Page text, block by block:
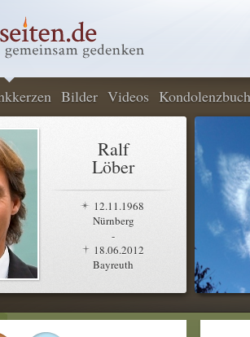
Bilder Videos Kondolenzbuch
Ralf
Löber
12.11.1968
Nürnberg
-
18.06.2012
Bayreuth